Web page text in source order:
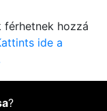
férhetnek hozzá
ide a
?